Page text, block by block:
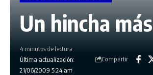
Un hincha más
Última actualización:
21/06/2009 5:24 am
4 minutos de lectura
Compartir